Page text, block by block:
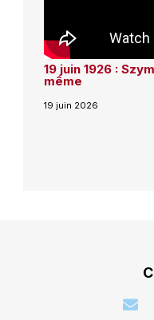
19 juin 1926 :
même
19 juin 2026